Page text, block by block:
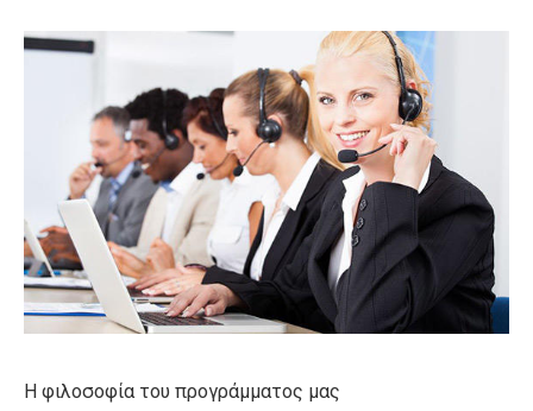
Η φιλοσοφία του προγράμματος μας